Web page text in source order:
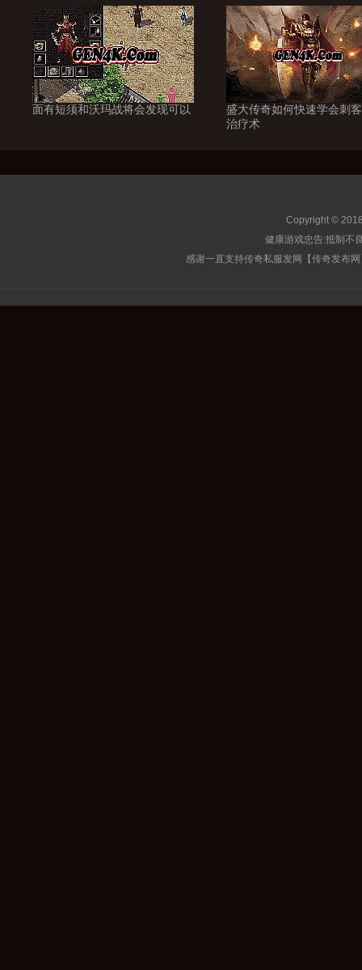
面有短须和沃玛战将会发现可以
盛大传奇如何快速学会刺
治疗术
Copyright ©
健康游戏忠告:抵制不
感谢一直支持传奇私服发网【传奇发布